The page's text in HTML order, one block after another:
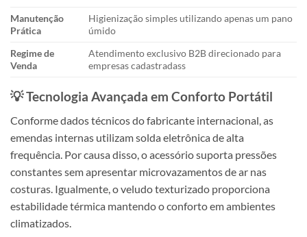
Manutenção
Prática
Higienização simples utilizando apenas um pano
úmido
Regime de
Venda
Atendimento exclusivo B2B direcionado para
empresas cadastradass
💡 Tecnologia Avançada em Conforto Portátil
Conforme dados técnicos do fabricante internacional, as
emendas internas utilizam solda eletrônica de alta
frequência. Por causa disso, o acessório suporta pressões
constantes sem apresentar microvazamentos de ar nas
costuras. Igualmente, o veludo texturizado proporciona
estabilidade térmica mantendo o conforto em ambientes
climatizados.